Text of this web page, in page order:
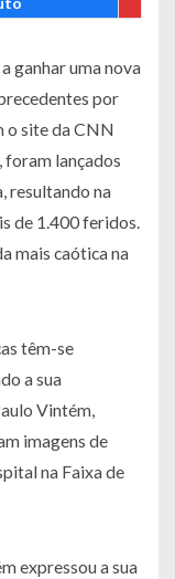
ganhar uma nova
por
o site da CNN
foram lançados
resultando na
de 1.400 feridos.
mais caótica na
têm-se
a sua
Vintém,
imagens de
na Faixa de
expressou a sua